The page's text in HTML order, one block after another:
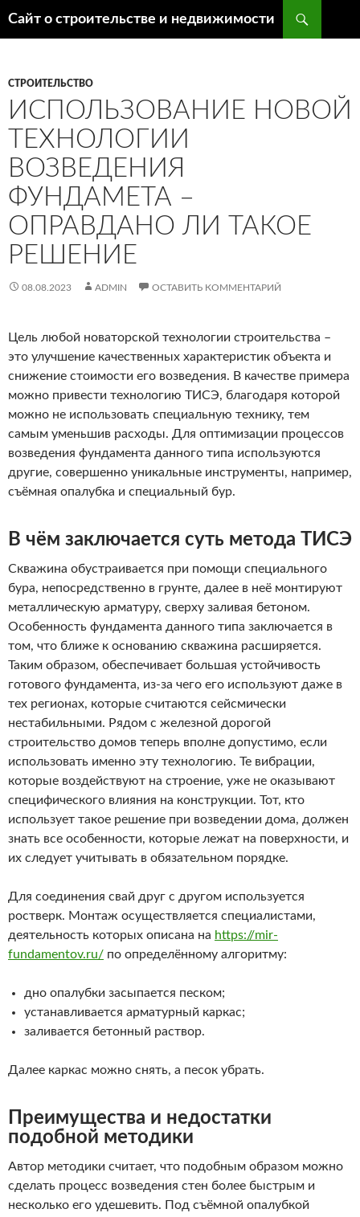
Сайт о строительстве и недвижимости
СТРОИТЕЛЬСТВО
ИСПОЛЬЗОВАНИЕ НОВОЙ
ТЕХНОЛОГИИ
ВОЗВЕДЕНИЯ
ФУНДАМЕТА –
ОПРАВДАНО ЛИ ТАКОЕ
РЕШЕНИЕ
08.08.2023 ADMIN ОСТАВИТЬ КОММЕНТАРИЙ
Цель любой новаторской технологии строительства –
это улучшение качественных характеристик объекта и
снижение стоимости его возведения. В качестве примера
можно привести технологию ТИСЭ, благодаря которой
можно не использовать специальную технику, тем
самым уменьшив расходы. Для оптимизации процессов
возведения фундамента данного типа используются
другие, совершенно уникальные инструменты, например,
съёмная опалубка и специальный бур.
В чём заключается суть метода ТИСЭ
Скважина обустраивается при помощи специального
бура, непосредственно в грунте, далее в неё монтируют
металлическую арматуру, сверху заливая бетоном.
Особенность фундамента данного типа заключается в
том, что ближе к основанию скважина расширяется.
Таким образом, обеспечивает большая устойчивость
готового фундамента, из-за чего его используют даже в
тех регионах, которые считаются сейсмически
нестабильными. Рядом с железной дорогой
строительство домов теперь вполне допустимо, если
использовать именно эту технологию. Те вибрации,
которые воздействуют на строение, уже не оказывают
специфического влияния на конструкции. Тот, кто
использует такое решение при возведении дома, должен
знать все особенности, которые лежат на поверхности, и
их следует учитывать в обязательном порядке.
Для соединения свай друг с другом используется
ростверк. Монтаж осуществляется специалистами,
деятельность которых описана на https://mir-
fundamentov.ru/ по определённому алгоритму:
дно опалубки засыпается песком;
устанавливается арматурный каркас;
заливается бетонный раствор.
Далее каркас можно снять, а песок убрать.
Преимущества и недостатки
подобной методики
Автор методики считает, что подобным образом можно
сделать процесс возведения стен более быстрым и
несколько его удешевить. Под съёмной опалубкой